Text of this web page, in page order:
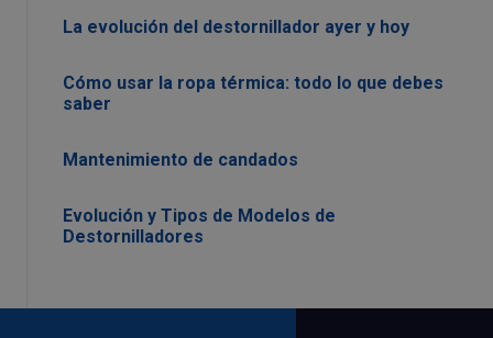
La evolución del destornillador ayer y hoy
Cómo usar la ropa térmica: todo lo que debes
saber
Mantenimiento de candados
Evolución y Tipos de Modelos de
Destornilladores